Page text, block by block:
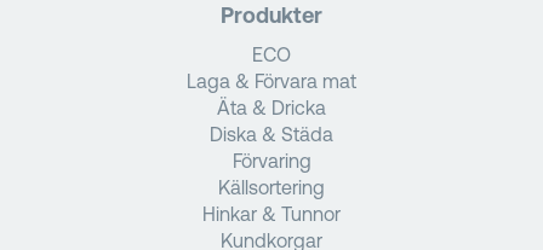
Produkter
ECO
Laga & Förvara mat
Äta & Dricka
Diska & Städa
Förvaring
Källsortering
Hinkar & Tunnor
Kundkorgar